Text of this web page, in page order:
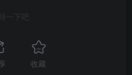
一下吧
收藏